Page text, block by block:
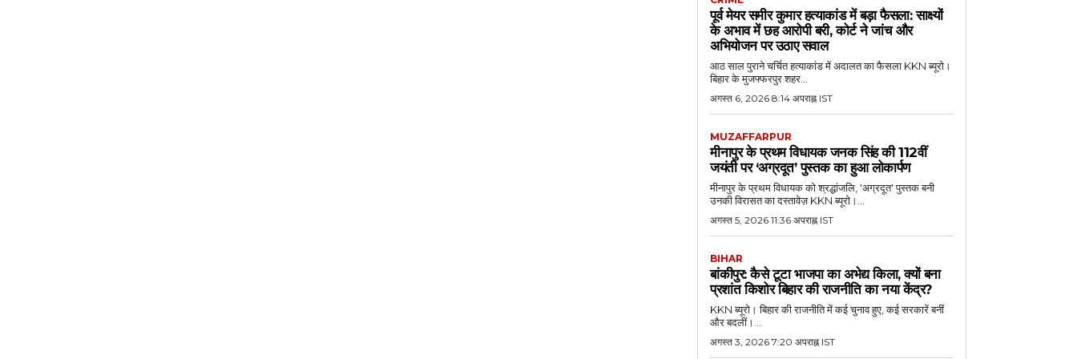
पूर्व मेयर समीर कुमार हत्याकांड में बड़ा फैसला: साक्ष्यों
के अभाव में छह आरोपी बरी, कोर्ट ने जांच और
अभियोजन पर उठाए सवाल
आठ साल पुराने चर्चित हत्याकांड में अदालत का फैसला KKN ब्यूरो।
बिहार के मुजफ्फरपुर शहर...
अगस्त 6, 2026 8:14 अपराह्न IST
MUZAFFARPUR
मीनापुर के प्रथम विधायक जनक सिंह की 112वीं
जयंती पर ‘अग्रदूत’ पुस्तक का हुआ लोकार्पण
मीनापुर के प्रथम विधायक को श्रद्धांजलि, 'अग्रदूत' पुस्तक बनी
उनकी विरासत का दस्तावेज़ KKN ब्यूरो।...
अगस्त 5, 2026 11:36 अपराह्न IST
BIHAR
बांकीपुर: कैसे टूटा भाजपा का अभेद्य किला, क्यों बना
प्रशांत किशोर बिहार की राजनीति का नया केंद्र?
KKN ब्यूरो। बिहार की राजनीति में कई चुनाव हुए, कई सरकारें बनीं
और बदलीं।...
अगस्त 3, 2026 7:20 अपराह्न IST